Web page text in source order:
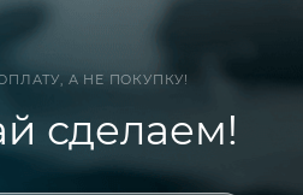
А НЕ ПОКУПКУ!
сделаем!